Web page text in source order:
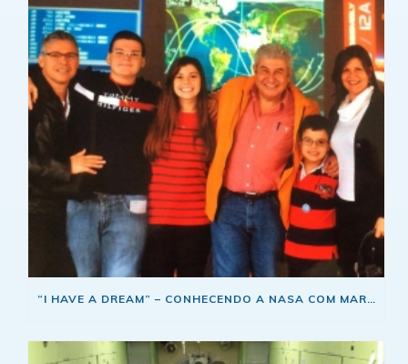
“I HAVE A DREAM” – CONHECENDO A NASA COM MARCOS PONTES